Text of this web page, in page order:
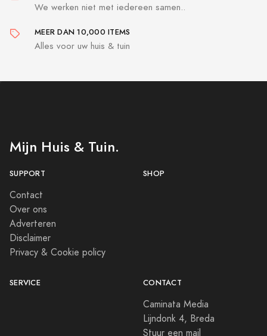
We werken niet met iedereen samen..
MEER DAN 10,000 ITEMS
Alles voor uw huis & tuin
Mijn Huis & Tuin.
SUPPORT
Contact
Over ons
Adverteren
Disclaimer
Privacy & Cookie policy
SHOP
SERVICE CONTACT
Caminata Media
Lijndonk 4, Breda
Stuur een mail